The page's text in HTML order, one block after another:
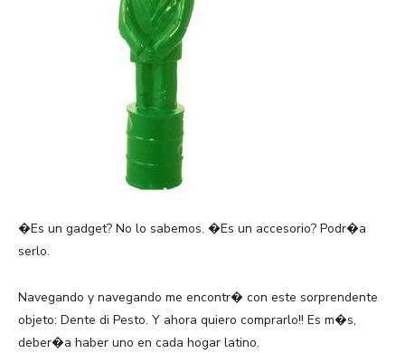
�Es un gadget? No lo sabemos. �Es un accesorio? Podr�a
serlo.
Navegando y navegando me encontr� con este sorprendente
objeto: Dente di Pesto. Y ahora quiero comprarlo!! Es m�s,
deber�a haber uno en cada hogar latino.